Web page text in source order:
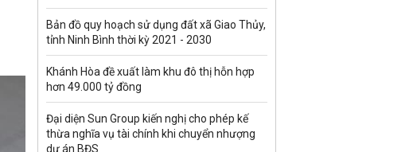
Bản đồ quy hoạch sử dụng đất xã Giao Thủy,
tỉnh Ninh Bình thời kỳ 2021 - 2030
Khánh Hòa đề xuất làm khu đô thị hỗn hợp
hơn 49.000 tỷ đồng
Đại diện Sun Group kiến nghị cho phép kế
thừa nghĩa vụ tài chính khi chuyển nhượng
dự án BĐS